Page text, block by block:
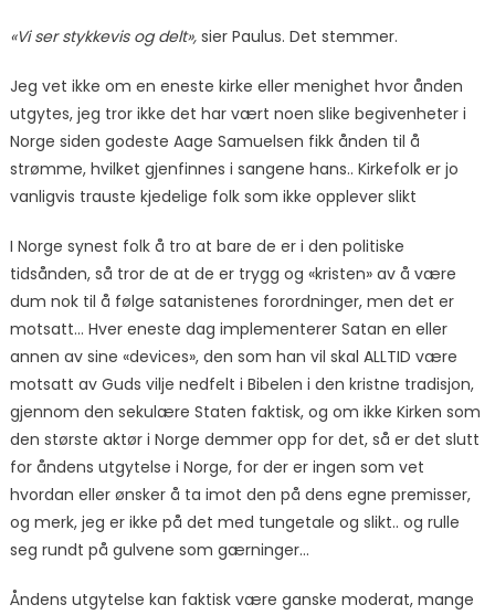
«Vi ser stykkevis og delt», sier Paulus. Det stemmer.
Jeg vet ikke om en eneste kirke eller menighet hvor ånden
utgytes, jeg tror ikke det har vært noen slike begivenheter i
Norge siden godeste Aage Samuelsen fikk ånden til å
strømme, hvilket gjenfinnes i sangene hans.. Kirkefolk er jo
vanligvis trauste kjedelige folk som ikke opplever slikt
I Norge synest folk å tro at bare de er i den politiske
tidsånden, så tror de at de er trygg og «kristen» av å være
dum nok til å følge satanistenes forordninger, men det er
motsatt… Hver eneste dag implementerer Satan en eller
annen av sine «devices», den som han vil skal ALLTID være
motsatt av Guds vilje nedfelt i Bibelen i den kristne tradisjon,
gjennom den sekulære Staten faktisk, og om ikke Kirken som
den største aktør i Norge demmer opp for det, så er det slutt
for åndens utgytelse i Norge, for der er ingen som vet
hvordan eller ønsker å ta imot den på dens egne premisser,
og merk, jeg er ikke på det med tungetale og slikt.. og rulle
seg rundt på gulvene som gærninger…
Åndens utgytelse kan faktisk være ganske moderat, mange